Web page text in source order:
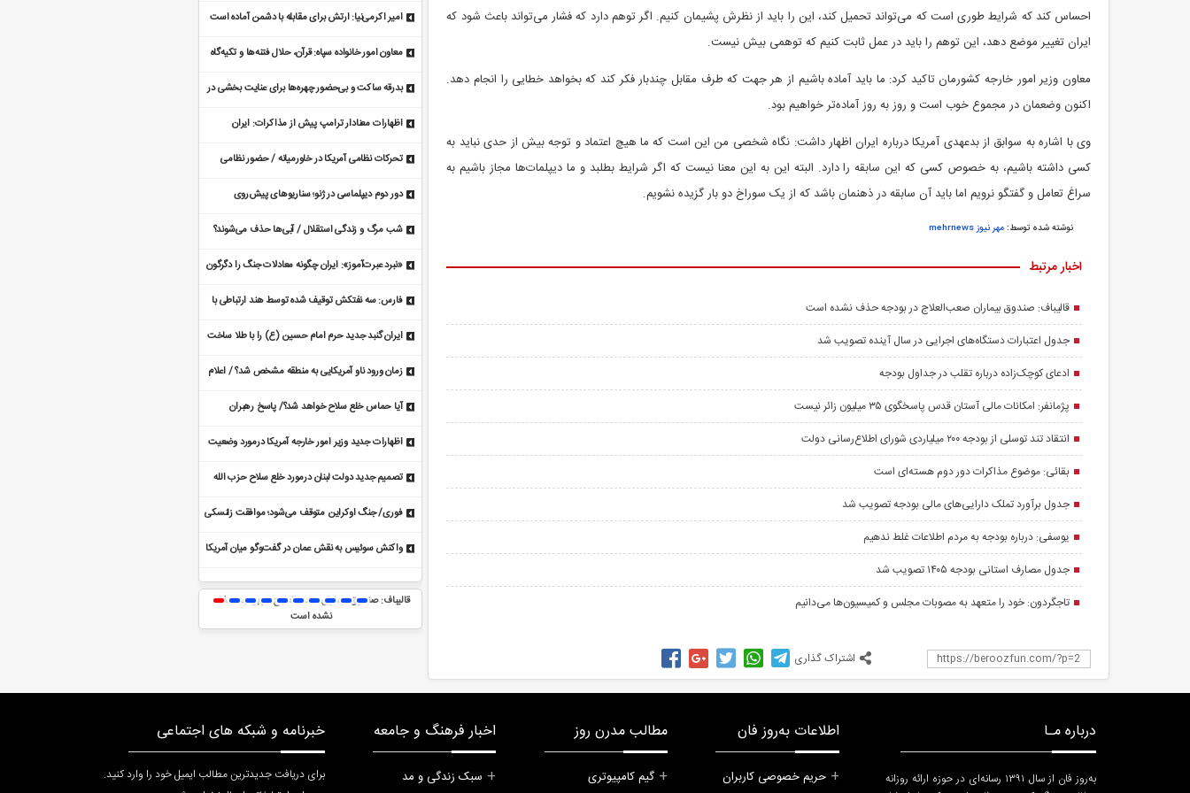
احساس کند که شرایط طوری است که می‌تواند تحمیل کند، این را باید از نظرش پشیمان کنیم. اگر توهم دارد که فشار می‌تواند باعث شود که
ایران تغییر موضع دهد، این توهم را باید در عمل ثابت کنیم که توهمی بیش نیست.
معاون وزیر امور خارجه کشورمان تاکید کرد: ما باید آماده باشیم از هر جهت که طرف مقابل چندبار فکر کند که بخواهد خطایی را انجام دهد.
اکنون وضعمان در مجموع خوب است و روز به روز آماده‌تر خواهیم بود.
وی با اشاره به سوابق از بدعهدی آمریکا درباره ایران اظهار داشت: نگاه شخصی من این است که ما هیچ اعتماد و توجه بیش از حدی نباید به
کسی داشته باشیم، به خصوص کسی که این سابقه را دارد. البته این به این معنا نیست که اگر شرایط بطلبد و ما دیپلمات‌ها مجاز باشیم به
سراغ تعامل و گفتگو نرویم اما باید آن سابقه در ذهنمان باشد که از یک سوراخ دو بار گزیده نشویم.
نوشته شده توسط:مهر نیوز mehrnews
اخبار مرتبط
قالیباف: صندوق بیماران صعب‌العلاج در بودجه حذف نشده است
جدول اعتبارات دستگاه‌های اجرایی در سال آینده تصویب شد
ادعای کوچک‌زاده درباره تقلب در جداول بودجه
پژمانفر: امکانات مالی آستان قدس پاسخگوی ۳۵ میلیون زائر نیست
انتقاد تند توسلی از بودجه ۲۰۰ میلیاردی شورای اطلاع‌رسانی دولت
بقائی: موضوع مذاکرات دور دوم هسته‌ای است
جدول برآورد تملک دارایی‌های مالی بودجه تصویب شد
یوسفی: درباره بودجه به مردم اطلاعات غلط ندهیم
جدول مصارف استانی بودجه ۱۴۰۵ تصویب شد
تاجگردون: خود را متعهد به مصوبات مجلس و کمیسیون‌ها می‌دانیم
اشتراک گذاری
امیر اکرمی‌نیا: ارتش برای مقابله با دشمن آماده است
معاون امور خانواده سپاه: قرآن، حلال فتنه‌ها و تکیه‌گاه
بدرقه ساکت و بی‌حضور چهره‌ها برای عنایت بخشی در
اظهارات معنادار ترامپ پیش از مذاکرات: ایران
تحرکات نظامی آمریکا در خاورمیانه / حضور نظامی
دور دوم دیپلماسی در ژنو؛ سناریوهای پیش‌روی
شب مرگ و زندگی استقلال / آبی‌ها حذف می‌شوند؟
«نبرد عبرت‌آموز»: ایران چگونه معادلات جنگ را دگرگون
فارس: سه نفتکش توقیف شده توسط هند ارتباطی با
ایران گنبد جدید حرم امام حسین (ع) را با طلا ساخت
زمان ورود ناو آمریکایی به منطقه مشخص شد؟ / اعلام
آیا حماس خلع سلاح خواهد شد؟/ پاسخ رهبران
اظهارات جدید وزیر امور خارجه آمریکا درمورد وضعیت
تصمیم جدید دولت لبنان درمورد خلع سلاح حزب الله
فوری/ جنگ اوکراین متوقف می‌شود؛ موافقت زلنسکی
واکنش سوئیس به نقش عمان در گفت‌و‌گو میان آمریکا
تخت روانچی: هیچ اعتمادی نباید به آمریکا داشته
یوسفی: درباره بودجه به مردم اطلاعات غلط ندهیم
قالیباف: صندوق بیماران صعب‌العلاج در بودجه حذف
نشده است
درباره مـا
به‌روز فان از سال ۱۳۹۱ رسانه‌ای در حوزه ارائه روزانه
اطلاعات به‌روز فان
حریم خصوصی کاربران
مطالب مدرن روز
گیم کامپیوتری
اخبار فرهنگ و جامعه
سبک زندگی و مد
خبرنامه و شبکه های اجتماعی
برای دریافت جدیدترین مطالب ایمیل خود را وارد کنید.